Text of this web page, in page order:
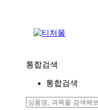
통합검색
통합검색